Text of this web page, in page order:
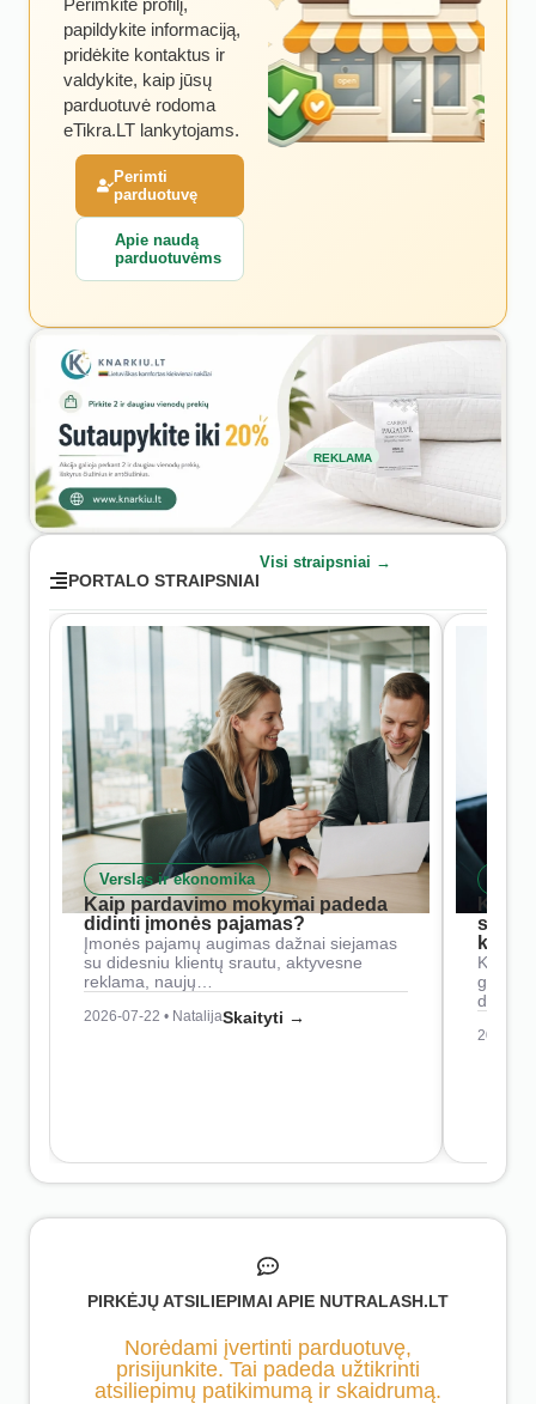
Perimkite profilį,
papildykite informaciją,
pridėkite kontaktus ir
valdykite, kaip jūsų
parduotuvė rodoma
eTikra.LT lankytojams.
Perimti
parduotuvę
Apie naudą
parduotuvėms
REKLAMA
PORTALO STRAIPSNIAI
Visi straipsniai →
Verslas ir ekonomika
Kaip pardavimo mokymai padeda
didinti įmonės pajamas?
Įmonės pajamų augimas dažnai siejamas
su didesniu klientų srautu, aktyvesne
reklama, naujų…
2026-07-22 • NatalijaSkaityti →
Kaip
2026-
PIRKĖJŲ ATSILIEPIMAI APIE NUTRALASH.LT
Norėdami įvertinti parduotuvę,
prisijunkite. Tai padeda užtikrinti
atsiliepimų patikimumą ir skaidrumą.